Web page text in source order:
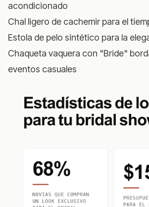
acondicionado
Chal ligero de cachemir para el
Estola de pelo sintético para la
Chaqueta vaquera con "Bride"
eventos casuales